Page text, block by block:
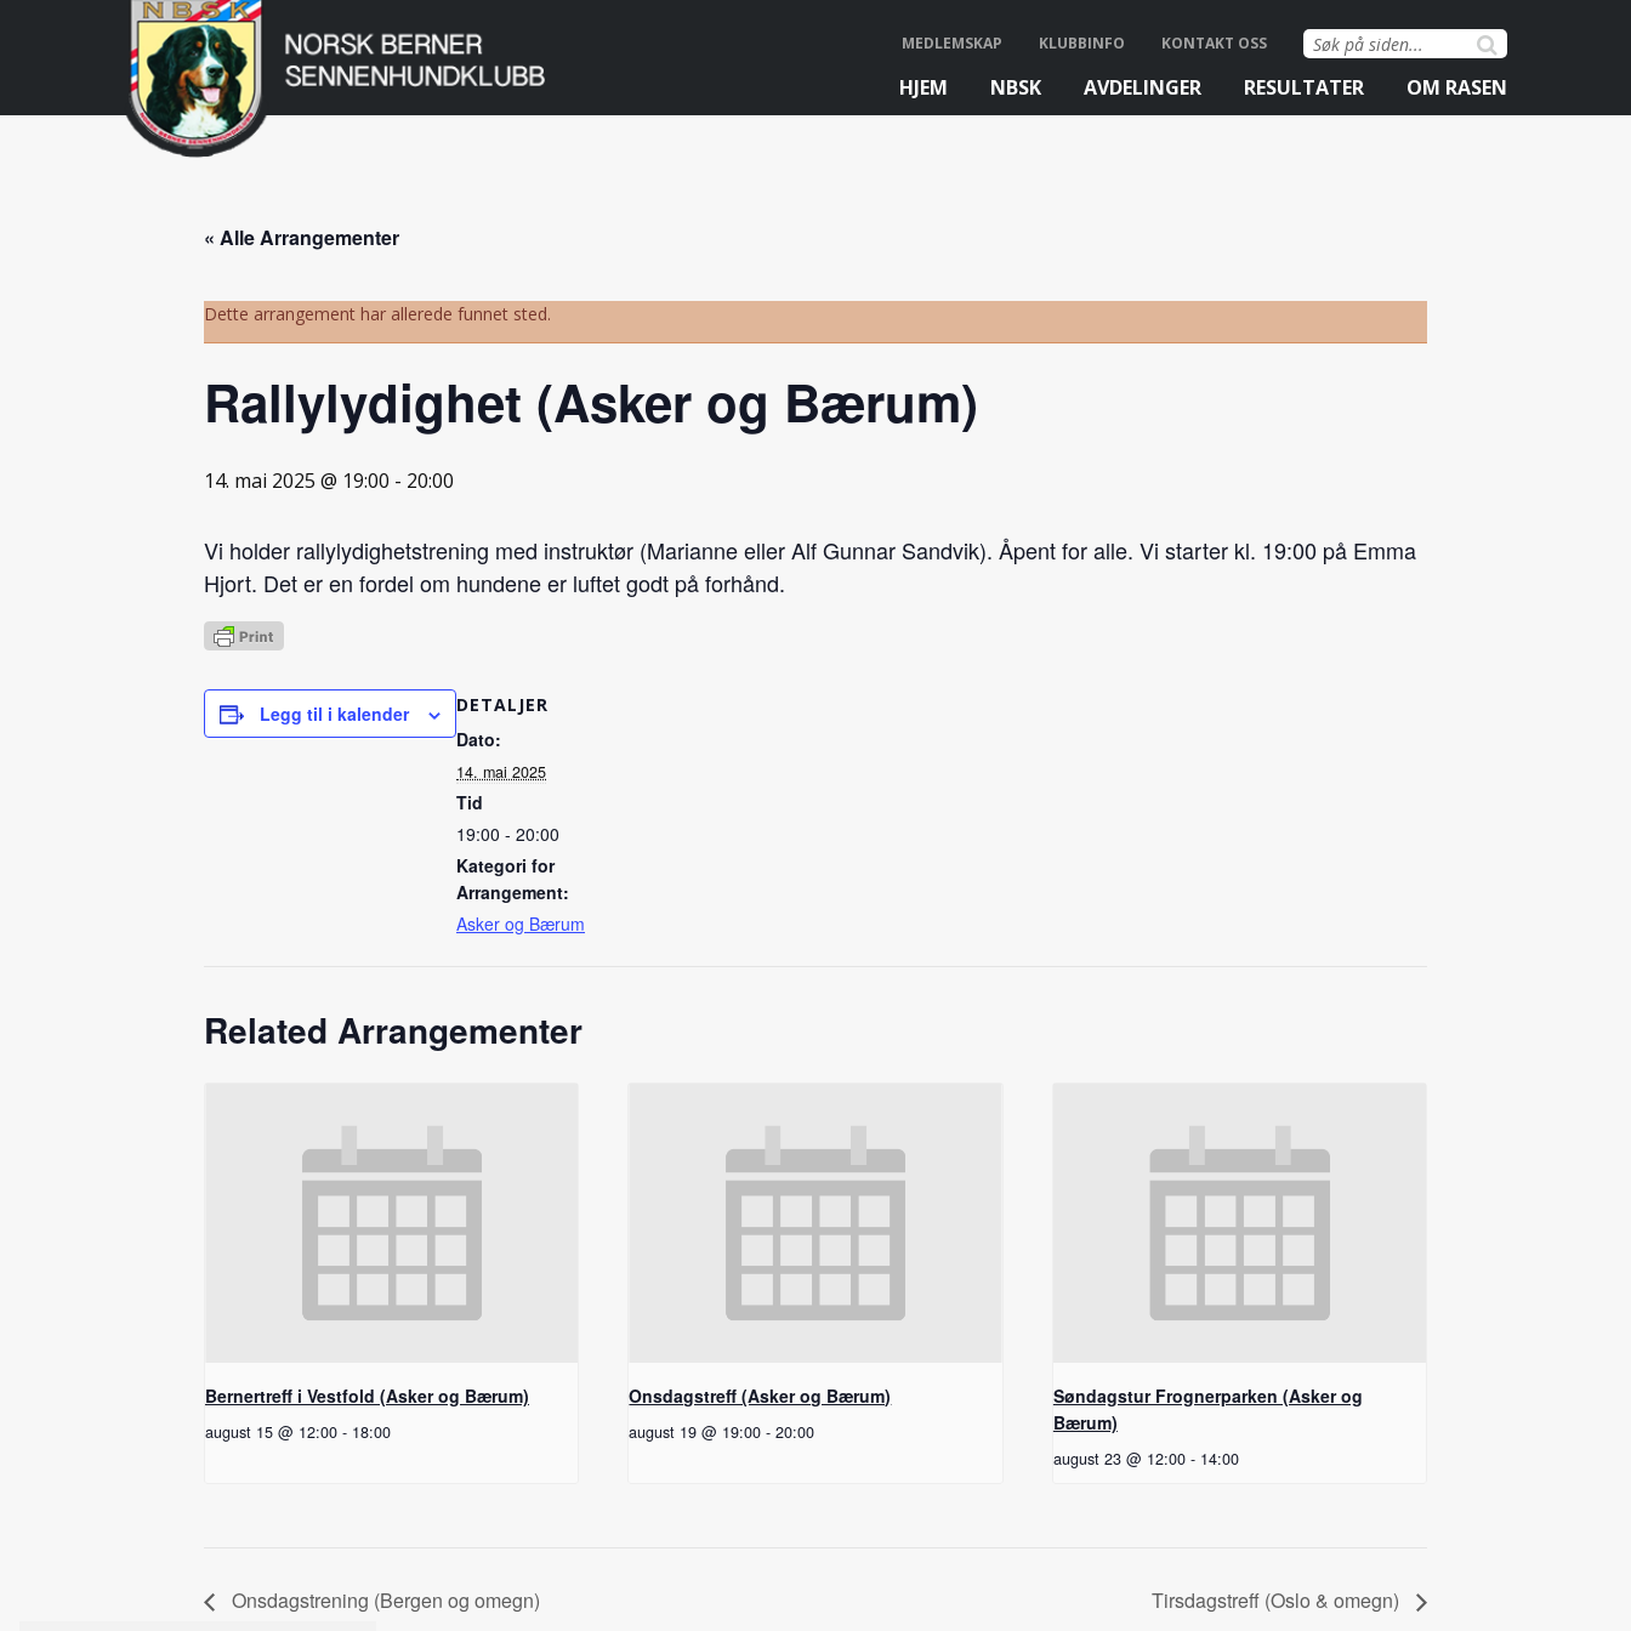
Norsk
Berner
Søk
etter:
MEDLEMSKAP KLUBBINFO KONTAKT OSS
HJEM NBSK AVDELINGER RESULTATER OM RASEN
« Alle Arrangementer
Dette arrangement har allerede funnet sted.
Rallylydighet (Asker og Bærum)
14. mai 2025 @ 19:00 - 20:00
Vi holder rallylydighetstrening med instruktør (Marianne eller Alf Gunnar Sandvik). Åpent for alle. Vi starter kl. 19:00 på Emma
Hjort. Det er en fordel om hundene er luftet godt på forhånd.
Legg til i kalender DETALJER
Dato:
14. mai 2025
Tid
19:00 - 20:00
Kategori for
Arrangement:
Asker og Bærum
Related Arrangementer
Bernertreff i Vestfold (Asker og Bærum)
august 15 @ 12:00 - 18:00
Onsdagstreff (Asker og Bærum)
august 19 @ 19:00 - 20:00
Søndagstur Frognerparken (Asker og
Bærum)
august 23 @ 12:00 - 14:00
Onsdagstrening (Bergen og omegn) Tirsdagstreff (Oslo & omegn)